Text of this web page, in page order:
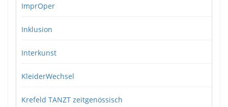
ImprOper
Inklusion
Interkunst
KleiderWechsel
Krefeld TANZT zeitgenössisch